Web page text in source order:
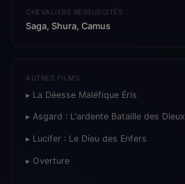
CHEVALIERS RESSUSCITÉS
Saga, Shura, Camus
AUTRES FILMS
▸ La Déesse Maléfique Éris
▸ Asgard : L'ardente Bataille des Dieux
▸ Lucifer : Le Dieu des Enfers
▸ Overture